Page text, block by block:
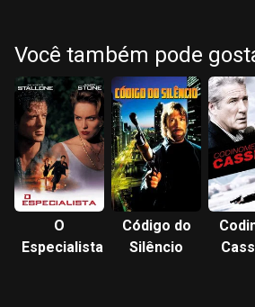
Você também pode
O
Especialista
Código do
Silêncio